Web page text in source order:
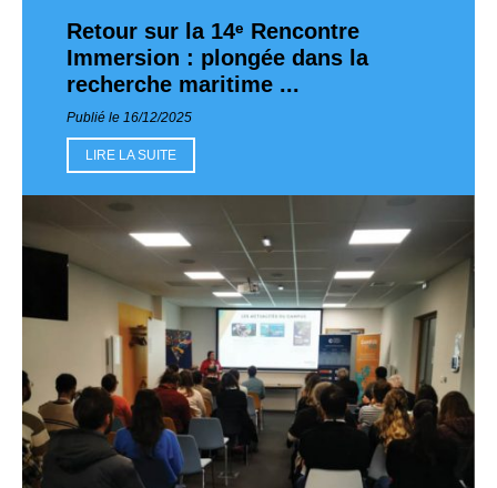
Retour sur la 14ᵉ Rencontre
Immersion : plongée dans la
recherche maritime ...
Publié le 16/12/2025
LIRE LA SUITE